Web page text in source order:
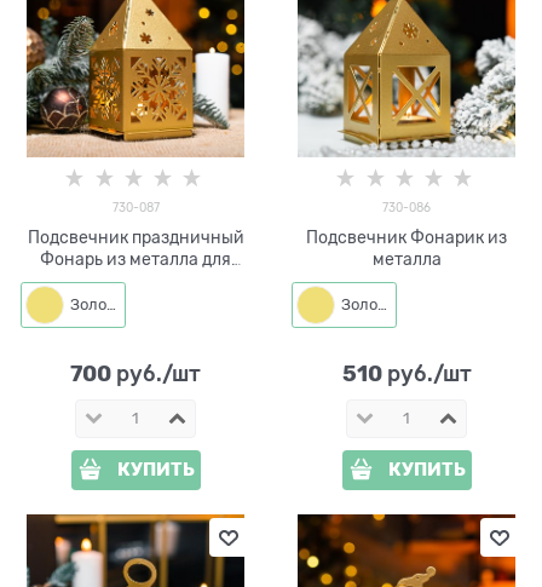
730-087
Подсвечник праздничный
Фонарь из металла для
одной свечи
Золото
700 руб./шт
КУПИТЬ
730-086
Подсвечник Фонарик из
металла
Золото
510 руб./шт
КУПИТЬ